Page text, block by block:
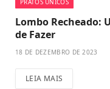
PRATOS ÚNICOS
Lombo Recheado:
de Fazer
18 DE DEZEMBRO DE 2023
LEIA MAIS